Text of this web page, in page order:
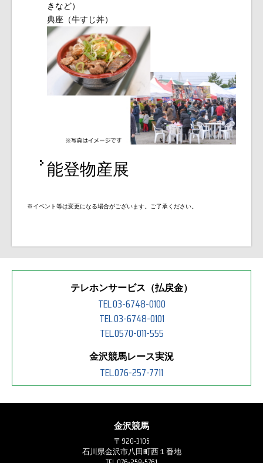
きなど）
典座（牛すじ丼）
能登物産展
※イベント等は変更になる場合がございます。ご了承ください。
テレホンサービス（払戻金）
TEL.03-6748-0100
TEL.03-6748-0101
TEL.0570-011-555
金沢競馬レース実況
TEL.076-257-7711
金沢競馬
〒920-3105
石川県金沢市八田町西１番地